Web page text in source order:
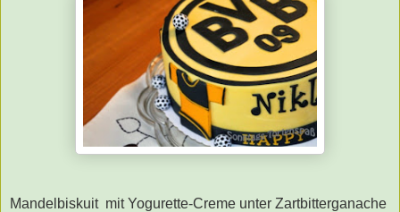
Mandelbiskuit mit Yogurette-Creme unter Zartbitterganache